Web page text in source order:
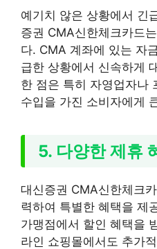
예기치 않은 상황에서 긴
증권 CMA신한체크카드
다. CMA 계좌에 있는 자
급한 상황에서 신속하게
한 점은 특히 자영업자나
수입을 가진 소비자에게
5. 다양한 제휴
대신증권 CMA신한체크
력하여 특별한 혜택을 제
가맹점에서 할인 혜택을
라인 쇼핑몰에서도 추가